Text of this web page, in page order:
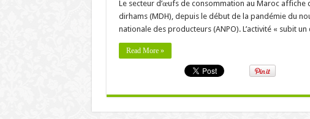
Le secteur d’œufs de consommation au Maroc
dirhams (MDH), depuis le début de la pandémie du
nationale des producteurs (ANPO). L’activité « subit
Read More »